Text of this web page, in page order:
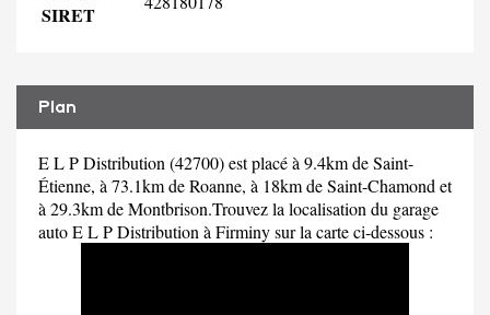
SIRET
Plan
E L P Distribution (42700) est placé à 9.4km de Saint-
Étienne, à 73.1km de Roanne, à 18km de Saint-Chamond et
à 29.3km de Montbrison.Trouvez la localisation du garage
auto E L P Distribution à Firminy sur la carte ci-dessous :